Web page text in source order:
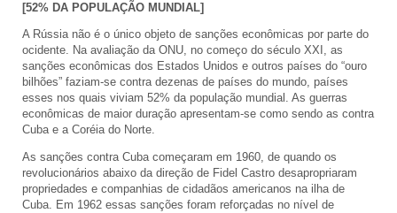
[52% DA POPULAÇÃO MUNDIAL]
A Rússia não é o único objeto de sanções econômicas por parte do
ocidente. Na avaliação da ONU, no começo do século XXI, as
sanções econômicas dos Estados Unidos e outros países do “ouro
bilhões” faziam-se contra dezenas de países do mundo, países
esses nos quais viviam 52% da população mundial. As guerras
econômicas de maior duração apresentam-se como sendo as contra
Cuba e a Coréia do Norte.
As sanções contra Cuba começaram em 1960, de quando os
revolucionários abaixo da direção de Fidel Castro desapropriaram
propriedades e companhias de cidadãos americanos na ilha de
Cuba. Em 1962 essas sanções foram reforçadas no nível de